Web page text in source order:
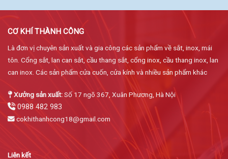
CƠ KHÍ THÀNH CÔNG
Là đơn vị chuyên sản xuất và gia công các sản phẩm về sắt, inox, mái
tôn. Cổng sắt, lan can sắt, cầu thang sắt, cổng inox, cầu thang inox, lan
can inox. Các sản phẩm cửa cuốn, cửa kính và nhiều sản phẩm khác
Xưởng sản xuất:Số 17 ngõ 367, Xuân Phương, Hà Nội
0988 482 983
cokhithanhcong18@gmail.com
Liên kết